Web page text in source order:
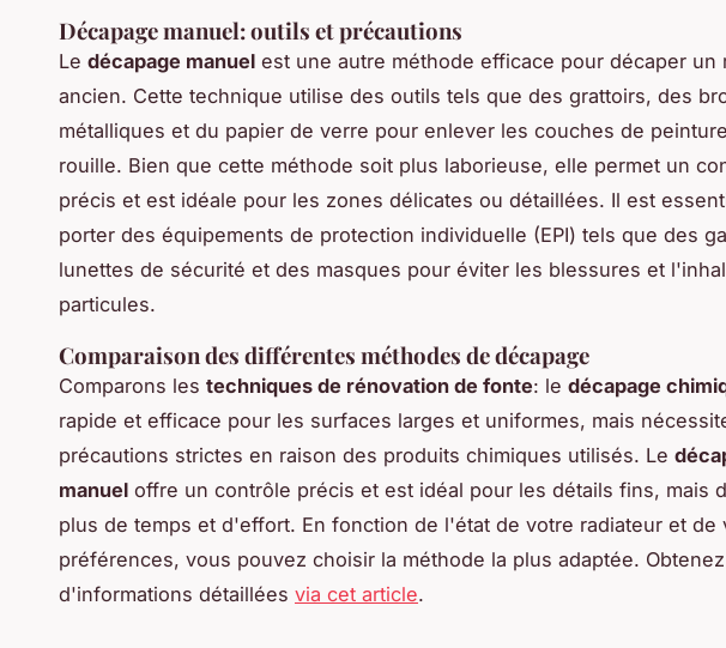
Décapage manuel: outils et précautions
Le décapage manuel est une autre méthode efficace pour décaper un
ancien. Cette technique utilise des outils tels que des grattoirs, des
métalliques et du papier de verre pour enlever les couches de
rouille. Bien que cette méthode soit plus laborieuse, elle permet un
précis et est idéale pour les zones délicates ou détaillées. Il est
porter des équipements de protection individuelle (EPI) tels que des
lunettes de sécurité et des masques pour éviter les blessures et
particules.
Comparaison des différentes méthodes de décapage
Comparons les techniques de rénovation de fonte: le décapage
rapide et efficace pour les surfaces larges et uniformes, mais
précautions strictes en raison des produits chimiques utilisés. Le
manuel offre un contrôle précis et est idéal pour les détails fins, mais
plus de temps et d'effort. En fonction de l'état de votre radiateur et de
préférences, vous pouvez choisir la méthode la plus adaptée.
d'informations détaillées via cet article.